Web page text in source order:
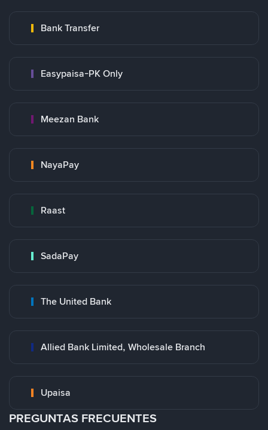
Bank Transfer
Easypaisa-PK Only
Meezan Bank
NayaPay
Raast
SadaPay
The United Bank
Allied Bank Limited, Wholesale Branch
Upaisa
PREGUNTAS FRECUENTES